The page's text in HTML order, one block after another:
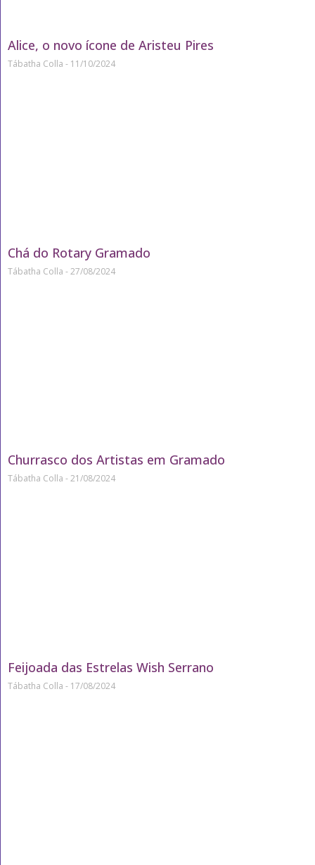
Alice, o novo ícone de Aristeu Pires
Tábatha Colla 11/10/2024
Chá do Rotary Gramado
Tábatha Colla 27/08/2024
Churrasco dos Artistas em Gramado
Tábatha Colla 21/08/2024
Feijoada das Estrelas Wish Serrano
Tábatha Colla 17/08/2024